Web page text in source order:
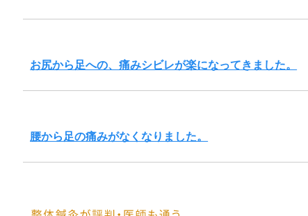
お尻から足への、痛みシビレが楽になってきました。
腰から足の痛みがなくなりました。